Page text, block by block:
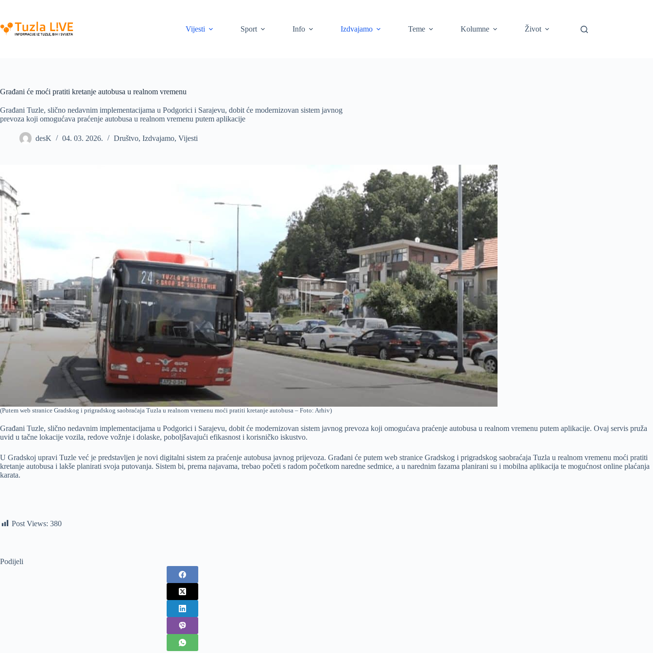
content
Vijesti
Sport Info Izdvajamo Teme Kolumne Život
Građani će moći pratiti kretanje autobusa u realnom vremenu
Građani Tuzle, slično nedavnim implementacijama u Podgorici i Sarajevu, dobit će modernizovan sistem javnog
prevoza koji omogućava praćenje autobusa u realnom vremenu putem aplikacije
desK 04. 03. 2026. Društvo, Izdvajamo, Vijesti
(Putem web stranice Gradskog i prigradskog saobraćaja Tuzla u realnom vremenu moći pratiti kretanje autobusa – Foto: Arhiv)
Građani Tuzle, slično nedavnim implementacijama u Podgorici i Sarajevu, dobit će modernizovan sistem javnog prevoza koji omogućava praćenje autobusa u realnom vremenu putem aplikacije. Ovaj servis pruža
uvid u tačne lokacije vozila, redove vožnje i dolaske, poboljšavajući efikasnost i korisničko iskustvo.
U Gradskoj upravi Tuzle već je predstavljen je novi digitalni sistem za praćenje autobusa javnog prijevoza. Građani će putem web stranice Gradskog i prigradskog saobraćaja Tuzla u realnom vremenu moći pratiti
kretanje autobusa i lakše planirati svoja putovanja. Sistem bi, prema najavama, trebao početi s radom početkom naredne sedmice, a u narednim fazama planirani su i mobilna aplikacija te mogućnost online plaćanja
karata.
Post Views: 380
Podijeli